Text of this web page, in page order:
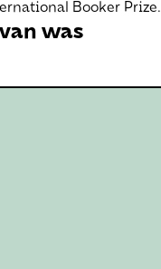
Booker Prize.
was